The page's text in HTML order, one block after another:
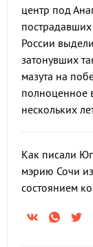
центр под
пострадавших
России
затонувших
мазута на
полноценное
нескольких
Как писали
мэрию Сочи
состоянием